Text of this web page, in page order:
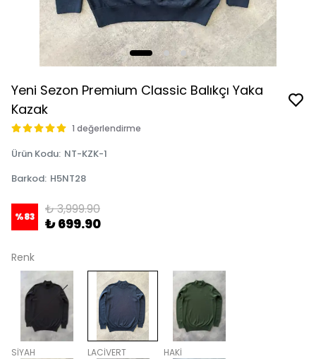
Yeni Sezon Premium Classic Balıkçı Yaka
Kazak
1 değerlendirme
Ürün Kodu: NT-KZK-1
Barkod: H5NT28
%83 ₺ 3,999.90
₺ 699.90
Renk
SİYAH LACİVERT HAKİ